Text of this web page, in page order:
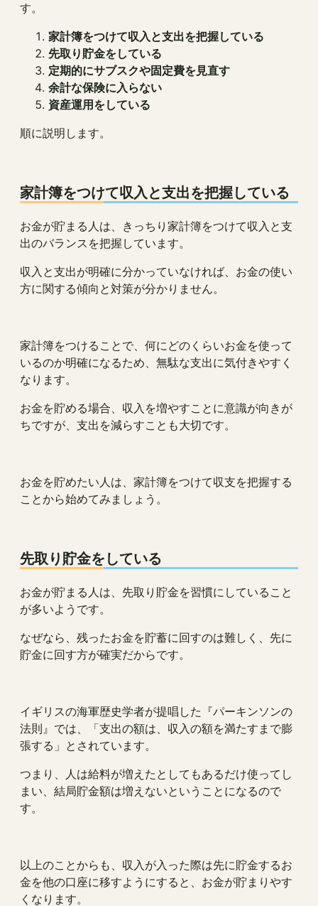
す。
家計簿をつけて収入と支出を把握している
先取り貯金をしている
定期的にサブスクや固定費を見直す
余計な保険に入らない
資産運用をしている
順に説明します。
家計簿をつけて収入と支出を把握している
お金が貯まる人は、きっちり家計簿をつけて収入と支
出のバランスを把握しています。
収入と支出が明確に分かっていなければ、お金の使い
方に関する傾向と対策が分かりません。
家計簿をつけることで、何にどのくらいお金を使って
いるのか明確になるため、無駄な支出に気付きやすく
なります。
お金を貯める場合、収入を増やすことに意識が向きが
ちですが、支出を減らすことも大切です。
お金を貯めたい人は、家計簿をつけて収支を把握する
ことから始めてみましょう。
先取り貯金をしている
お金が貯まる人は、先取り貯金を習慣にしていること
が多いようです。
なぜなら、残ったお金を貯蓄に回すのは難しく、先に
貯金に回す方が確実だからです。
イギリスの海軍歴史学者が提唱した『パーキンソンの
法則』では、「支出の額は、収入の額を満たすまで膨
張する」とされています。
つまり、人は給料が増えたとしてもあるだけ使ってし
まい、結局貯金額は増えないということになるので
す。
以上のことからも、収入が入った際は先に貯金するお
金を他の口座に移すようにすると、お金が貯まりやす
くなります。